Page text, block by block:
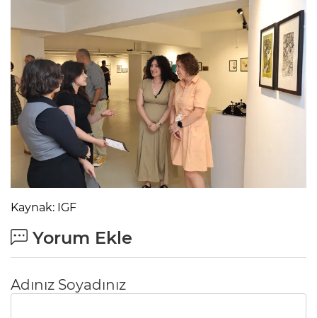
Kaynak: IGF
Yorum Ekle
Adınız Soyadınız